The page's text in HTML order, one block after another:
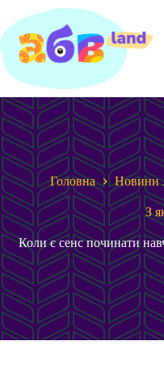
вмісту
Головна Новини
З
Коли є сенс починати